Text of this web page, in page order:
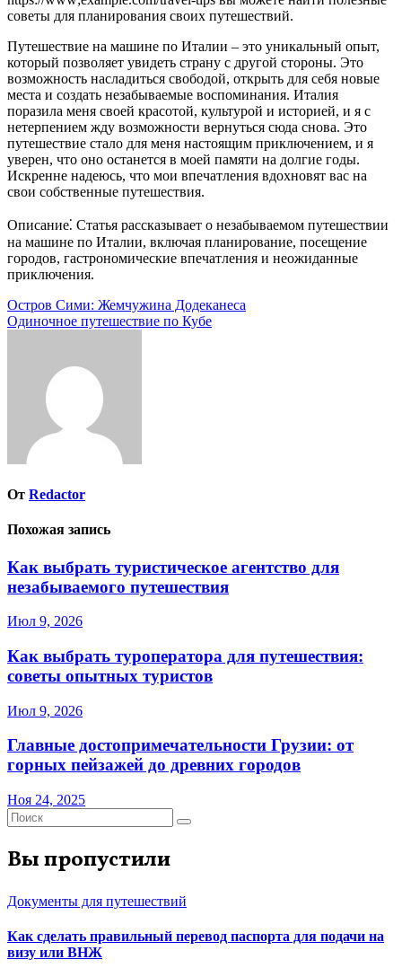
советы для планирования своих путешествий.
Путешествие на машине по Италии – это уникальный опыт,
который позволяет увидеть страну с другой стороны. Это
возможность насладиться свободой, открыть для себя новые
места и создать незабываемые воспоминания. Италия
поразила меня своей красотой, культурой и историей, и я с
нетерпением жду возможности вернуться сюда снова. Это
путешествие стало для меня настоящим приключением, и я
уверен, что оно останется в моей памяти на долгие годы.
Искренне надеюсь, что мои впечатления вдохновят вас на
свои собственные путешествия.
Описание⁚ Статья рассказывает о незабываемом путешествии
на машине по Италии, включая планирование, посещение
городов, гастрономические впечатления и неожиданные
приключения.
Навигация
по
Остров Сими: Жемчужина Додеканеса
Одиночное путешествие по Кубе
От Redactor
Похожая запись
Как выбрать туристическое агентство для
незабываемого путешествия
Июл 9, 2026
Как выбрать туроператора для путешествия:
советы опытных туристов
Июл 9, 2026
Главные достопримечательности Грузии: от
горных пейзажей до древних городов
Ноя 24, 2025
Вы пропустили
Документы для путешествий
Как сделать правильный перевод паспорта для подачи на
визу или ВНЖ